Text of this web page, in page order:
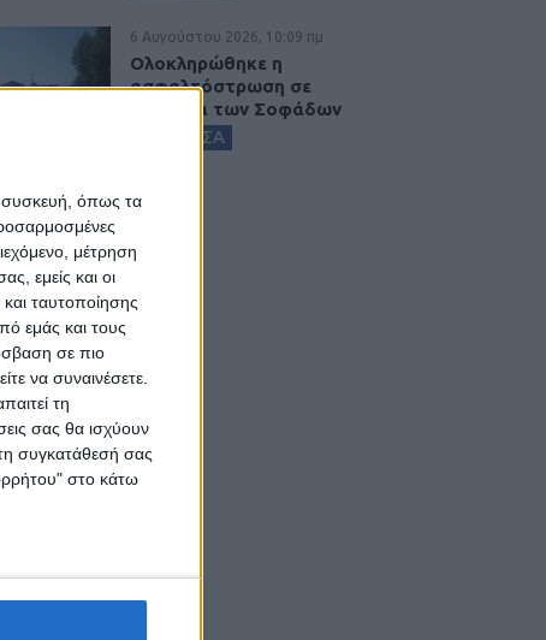
συσκευή, όπως τα
μέτρηση
εμείς και οι
ταυτοποίησης
εμάς και τους
σε πιο
να συναινέσετε.
τη
σας θα ισχύουν
συγκατάθεσή σας
στο κάτω
6 Αυγούστου 2026, 10:09 πμ
Ολοκληρώθηκε η
ασφαλτόστρωση σε
τμήματα των Σοφάδων
ΚΑΡΔΙΤΣΑ